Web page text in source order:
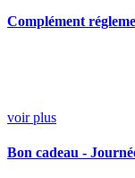
Complément
voir plus
Bon cadeau -